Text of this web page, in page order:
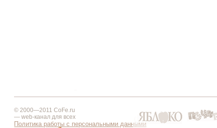
© 2000—2011 CoFe.ru
— web-канал для всех
Политика работы с персональными данными